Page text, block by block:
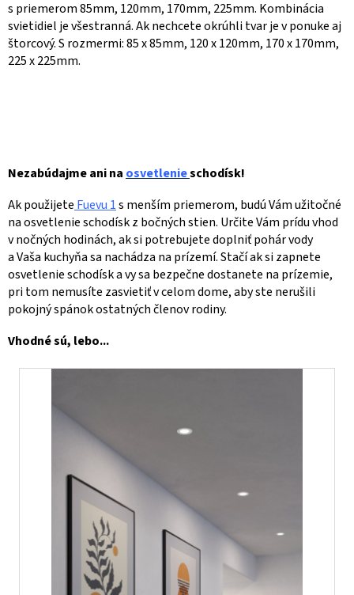
s priemerom 85mm, 120mm, 170mm, 225mm. Kombinácia
svietidiel je všestranná. Ak nechcete okrúhli tvar je v ponuke aj
štorcový. S rozmermi: 85 x 85mm, 120 x 120mm, 170 x 170mm,
225 x 225mm.
Nezabúdajme ani na osvetlenieschodísk!
Ak použijete Fuevu 1s menším priemerom, budú Vám užitočné
na osvetlenie schodísk z bočných stien. Určite Vám prídu vhod
v nočných hodinách, ak si potrebujete doplniť pohár vody
a Vaša kuchyňa sa nachádza na prízemí. Stačí ak si zapnete
osvetlenie schodísk a vy sa bezpečne dostanete na prízemie,
pri tom nemusíte zasvietiť v celom dome, aby ste nerušili
pokojný spánok ostatných členov rodiny.
Vhodné sú, lebo...